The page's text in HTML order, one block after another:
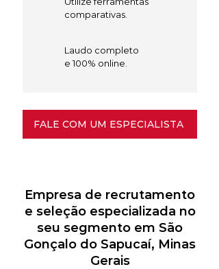
comparativas.
Laudo completo
e 100% online.
FALE COM UM ESPECIALISTA
Empresa de recrutamento
e seleção especializada no
seu segmento em São
Gonçalo do Sapucaí, Minas
Gerais